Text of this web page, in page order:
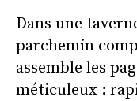
Dans une
parchemin
assemble les
méticuleux :